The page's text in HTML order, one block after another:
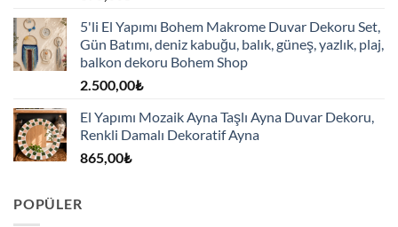
5'li El Yapımı Bohem Makrome Duvar Dekoru Set,
Gün Batımı, deniz kabuğu, balık, güneş, yazlık, plaj,
balkon dekoru Bohem Shop
2.500,00₺
El Yapımı Mozaik Ayna Taşlı Ayna Duvar Dekoru,
Renkli Damalı Dekoratif Ayna
865,00₺
POPÜLER